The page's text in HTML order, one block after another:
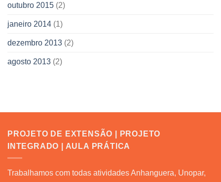
outubro 2015 (2)
janeiro 2014 (1)
dezembro 2013 (2)
agosto 2013 (2)
PROJETO DE EXTENSÃO | PROJETO
INTEGRADO | AULA PRÁTICA
Trabalhamos com todas atividades Anhanguera, Unopar,